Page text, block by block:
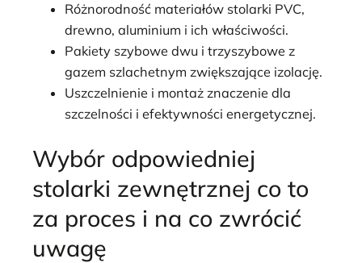
Różnorodność materiałów stolarki PVC,
drewno, aluminium i ich właściwości.
Pakiety szybowe dwu i trzyszybowe z
gazem szlachetnym zwiększające izolację.
Uszczelnienie i montaż znaczenie dla
szczelności i efektywności energetycznej.
Wybór odpowiedniej
stolarki zewnętrznej co to
za proces i na co zwrócić
uwagę